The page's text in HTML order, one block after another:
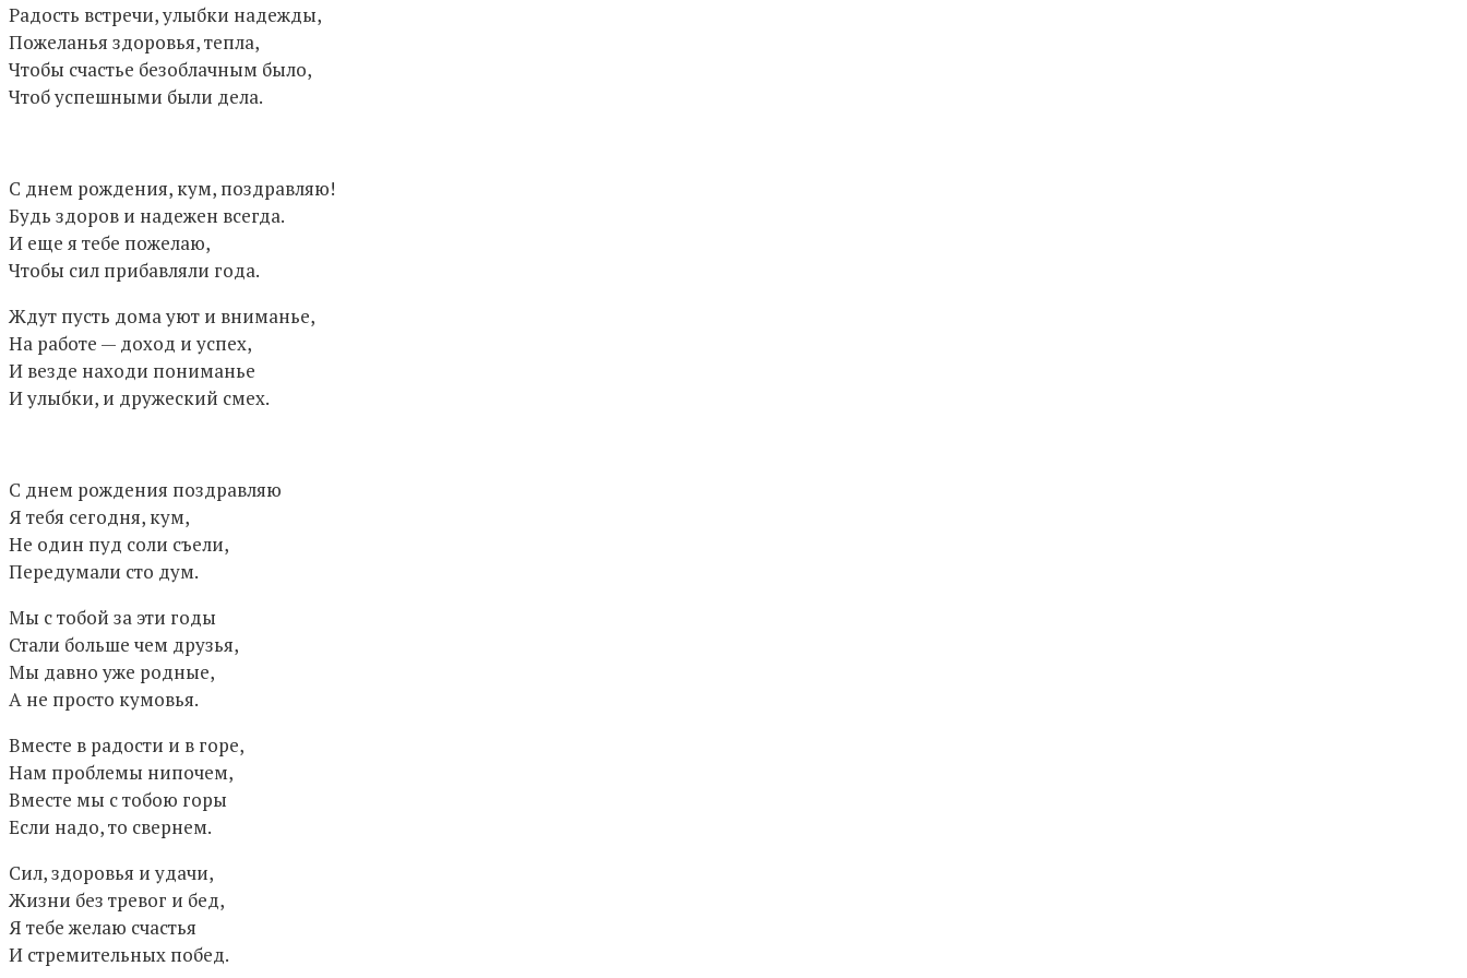
Радость встречи, улыбки надежды,
Пожеланья здоровья, тепла,
Чтобы счастье безоблачным было,
Чтоб успешными были дела.
С днем рождения, кум, поздравляю!
Будь здоров и надежен всегда.
И еще я тебе пожелаю,
Чтобы сил прибавляли года.
Ждут пусть дома уют и вниманье,
На работе — доход и успех,
И везде находи пониманье
И улыбки, и дружеский смех.
С днем рождения поздравляю
Я тебя сегодня, кум,
Не один пуд соли съели,
Передумали сто дум.
Мы с тобой за эти годы
Стали больше чем друзья,
Мы давно уже родные,
А не просто кумовья.
Вместе в радости и в горе,
Нам проблемы нипочем,
Вместе мы с тобою горы
Если надо, то свернем.
Сил, здоровья и удачи,
Жизни без тревог и бед,
Я тебе желаю счастья
И стремительных побед.